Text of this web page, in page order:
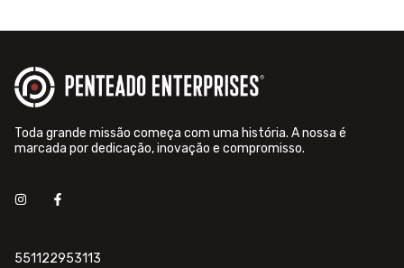
Toda grande missão começa com uma história. A nossa é
marcada por dedicação, inovação e compromisso.
551122953113